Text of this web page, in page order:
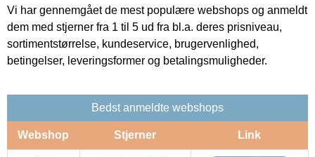
Vi har gennemgået de mest populære webshops og anmeldt
dem med stjerner fra 1 til 5 ud fra bl.a. deres prisniveau,
sortimentstørrelse, kundeservice, brugervenlighed,
betingelser, leveringsformer og betalingsmuligheder.
Bedst anmeldte webshops
Webshop Stjerner Link